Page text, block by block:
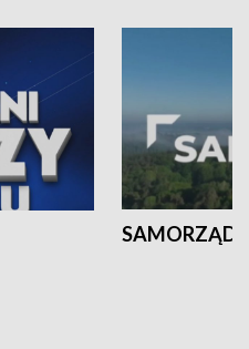
SAMORZĄD